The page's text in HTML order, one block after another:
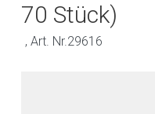
70 Stück)
, Art. Nr.29616